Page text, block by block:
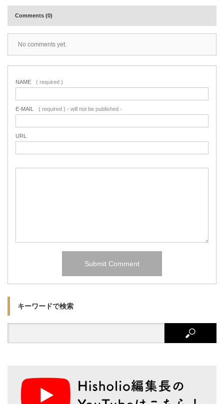
Comments (0)
No comments yet.
NAME ( required )
E-MAIL ( required ) - will not be published -
URL
キーワードで検索